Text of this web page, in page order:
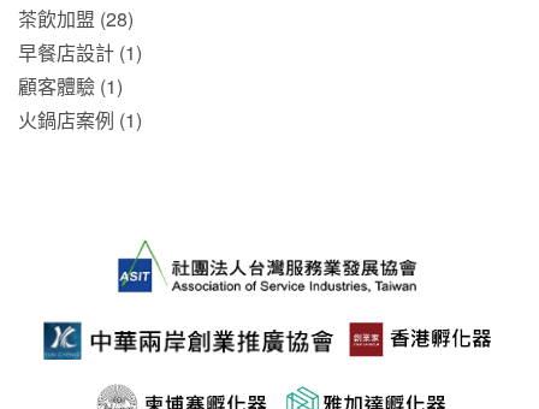
茶飲加盟 (28)
早餐店設計 (1)
顧客體驗 (1)
火鍋店案例 (1)